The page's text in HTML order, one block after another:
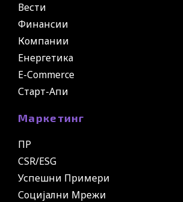
Вести
Финансии
Компании
Енергетика
E-Commerce
Старт-Апи
Маркетинг
ПР
CSR/ESG
Успешни Примери
Социјални Мрежи